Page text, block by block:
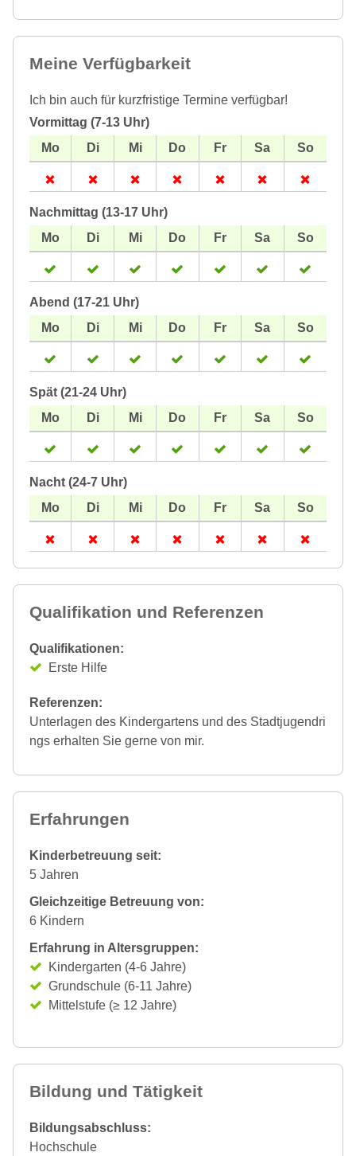
Meine Verfügbarkeit
Ich bin auch für kurzfristige Termine verfügbar!
Vormittag (7-13 Uhr)
Nachmittag (13-17 Uhr)
Abend (17-21 Uhr)
Spät (21-24 Uhr)
Nacht (24-7 Uhr)
Qualifikation und Referenzen
Qualifikationen:
Erste Hilfe
Referenzen:
Unterlagen des Kindergartens und des Stadtjugendri
ngs erhalten Sie gerne von mir.
Erfahrungen
Kinderbetreuung seit:
5 Jahren
Gleichzeitige Betreuung von:
6 Kindern
Erfahrung in Altersgruppen:
Kindergarten (4-6 Jahre)
Grundschule (6-11 Jahre)
Mittelstufe (≥ 12 Jahre)
Bildung und Tätigkeit
Bildungsabschluss:
Hochschule